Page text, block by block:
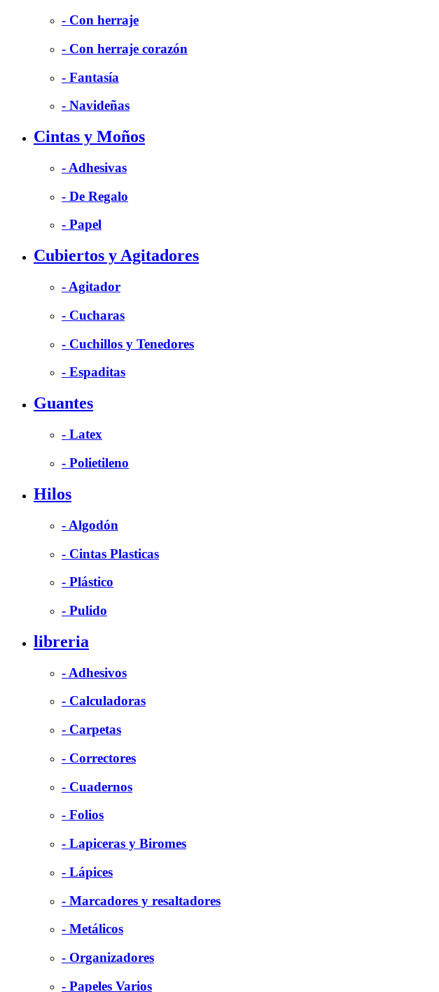
- Con herraje
- Con herraje corazón
- Fantasía
- Navideñas
Cintas y Moños
- Adhesivas
- De Regalo
- Papel
Cubiertos y Agitadores
- Agitador
- Cucharas
- Cuchillos y Tenedores
- Espaditas
Guantes
- Latex
- Polietileno
Hilos
- Algodón
- Cintas Plasticas
- Plástico
- Pulido
libreria
- Adhesivos
- Calculadoras
- Carpetas
- Correctores
- Cuadernos
- Folios
- Lapiceras y Biromes
- Lápices
- Marcadores y resaltadores
- Metálicos
- Organizadores
- Papeles Varios